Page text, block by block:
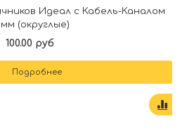
Идеал с Кабель-Каналом
(округлые)
100.00 руб
Подробнее